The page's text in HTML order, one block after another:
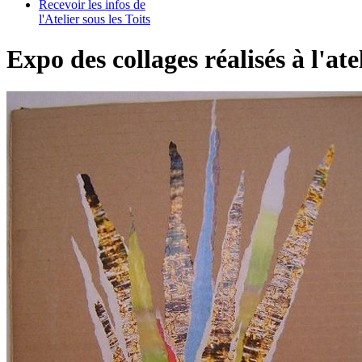
Recevoir les infos de
l'Atelier sous les Toits
Expo des collages réalisés à